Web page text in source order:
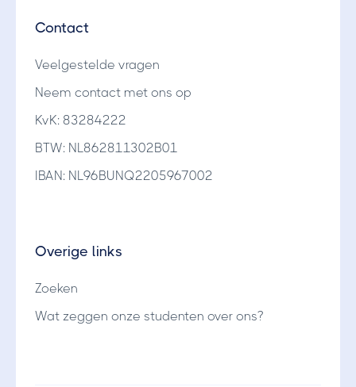
Contact
Veelgestelde vragen
Neem contact met ons op
KvK: 83284222
BTW: NL862811302B01
IBAN: NL96BUNQ2205967002
Overige links
Zoeken
Wat zeggen onze studenten over ons?